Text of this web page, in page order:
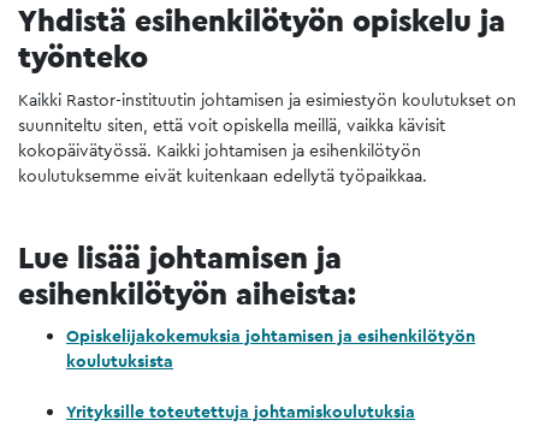
Yhdistä esihenkilötyön opiskelu ja
työnteko
Kaikki Rastor-instituutin johtamisen ja esimiestyön koulutukset on
suunniteltu siten, että voit opiskella meillä, vaikka kävisit
kokopäivätyössä. Kaikki johtamisen ja esihenkilötyön
koulutuksemme eivät kuitenkaan edellytä työpaikkaa.
Lue lisää johtamisen ja
esihenkilötyön aiheista:
Opiskelijakokemuksia johtamisen ja esihenkilötyön
koulutuksista
Yrityksille toteutettuja johtamiskoulutuksia